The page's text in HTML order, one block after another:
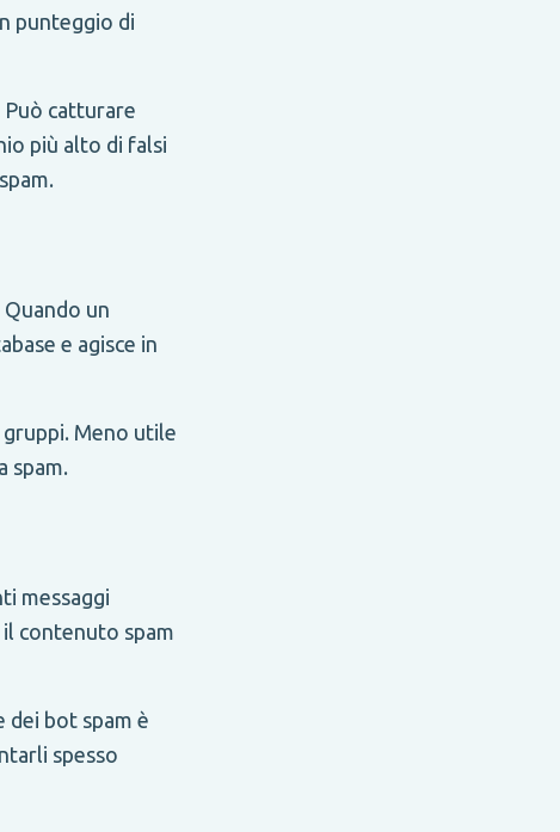
punteggio di
catturare
più alto di falsi
un
e agisce in
Meno utile
spam.
messaggi
contenuto spam
dei bot spam è
spesso